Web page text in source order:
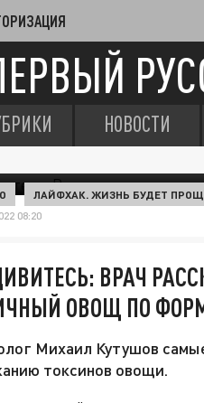
НОВОСТИ
ЛАЙФХАК. ЖИЗНЬ БУДЕТ
08:20
ВРАЧ
ОВОЩ ПО
Михаил Кутушов
токсинов овощи.